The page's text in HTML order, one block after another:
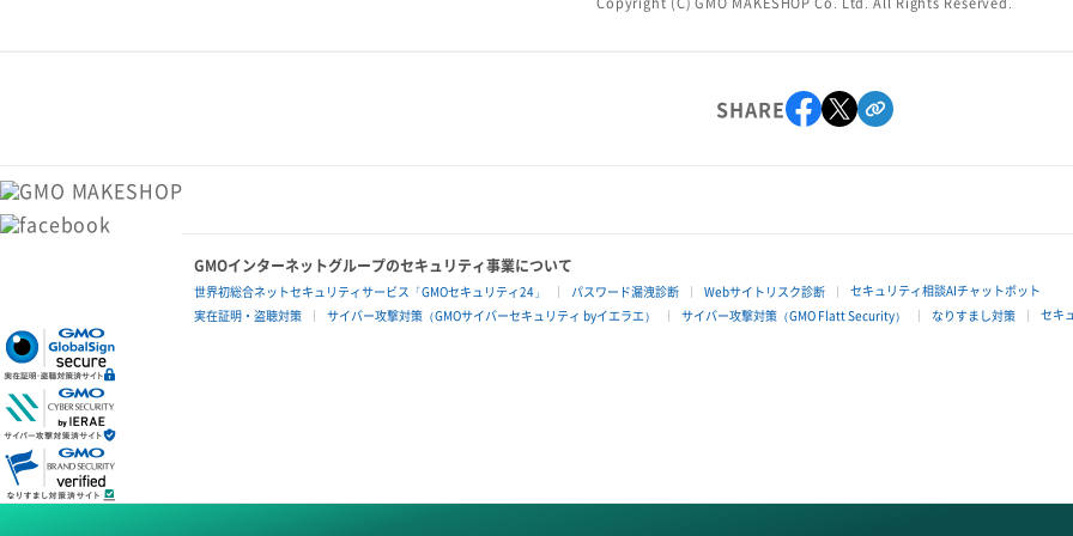
SHARE
GMOインターネットグループのセキュリティ事業について
世界初総合ネットセキュリティサービス「GMOセキュリティ24」 パスワード漏洩診断 Webサイトリスク診断
セキュリティ相談AIチャットボット
実在証明・盗聴対策
サイバー攻撃対策（GMOサイバーセキュリティ byイエラエ） サイバー攻撃対策（GMO Flatt Security） なりすまし対策 セキ